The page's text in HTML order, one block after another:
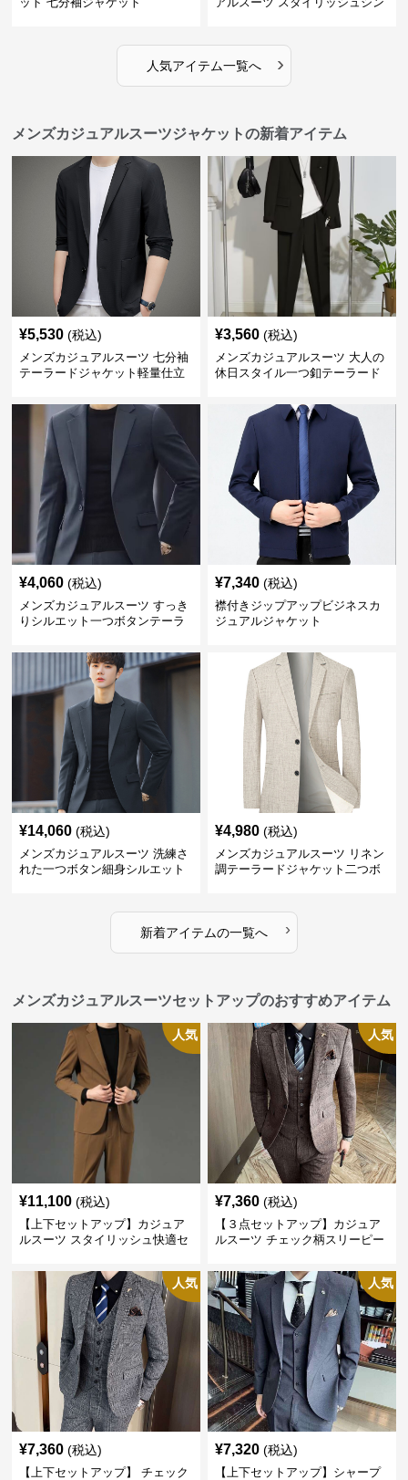
人気アイテム一覧へ ›
メンズカジュアルスーツジャケットの新着アイテム
¥5,530 (税込)
メンズカジュアルスーツ 七分袖
テーラードジャケット軽量仕立
¥3,560 (税込)
メンズカジュアルスーツ 大人の
休日スタイル一つ釦テーラード
¥4,060 (税込)
メンズカジュアルスーツ すっき
りシルエット一つボタンテーラ
¥7,340 (税込)
襟付きジップアップビジネスカ
ジュアルジャケット
¥14,060 (税込)
メンズカジュアルスーツ 洗練さ
れた一つボタン細身シルエット
¥4,980 (税込)
メンズカジュアルスーツ リネン
調テーラードジャケット二つボ
新着アイテムの一覧へ ›
メンズカジュアルスーツセットアップのおすすめアイテム
人気
¥11,100 (税込)
【上下セットアップ】カジュア
ルスーツ スタイリッシュ快適セ
人気
¥7,360 (税込)
【３点セットアップ】カジュア
ルスーツ チェック柄スリーピー
人気
¥7,360 (税込)
【上下セットアップ】 チェック
人気
¥7,320 (税込)
【上下セットアップ】シャープ